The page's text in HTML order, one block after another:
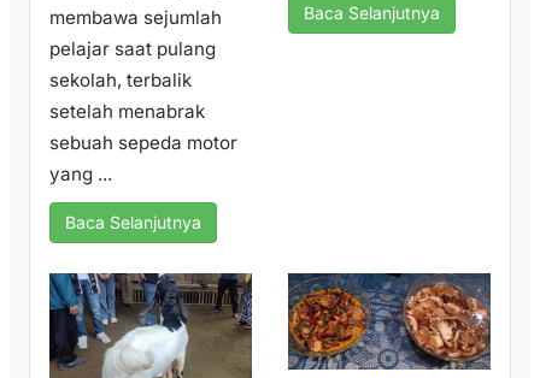
membawa sejumlah
pelajar saat pulang
sekolah, terbalik
setelah menabrak
sebuah sepeda motor
yang ...
Baca Selanjutnya
Baca Selanjutnya